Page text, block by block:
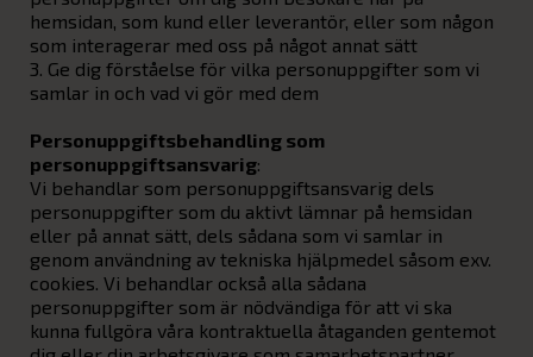
hemsidan, som kund eller leverantör, eller som någon
som interagerar med oss på något annat sätt
3. Ge dig förståelse för vilka personuppgifter som vi
samlar in och vad vi gör med dem
Personuppgiftsbehandling som
personuppgiftsansvarig:
Vi behandlar som personuppgiftsansvarig dels
personuppgifter som du aktivt lämnar på hemsidan
eller på annat sätt, dels sådana som vi samlar in
genom användning av tekniska hjälpmedel såsom exv.
cookies. Vi behandlar också alla sådana
personuppgifter som är nödvändiga för att vi ska
kunna fullgöra våra kontraktuella åtaganden gentemot